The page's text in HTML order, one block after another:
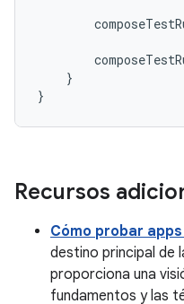
}
}
Recursos
Cómo probar
destino principal de
proporciona una
fundamentos y las